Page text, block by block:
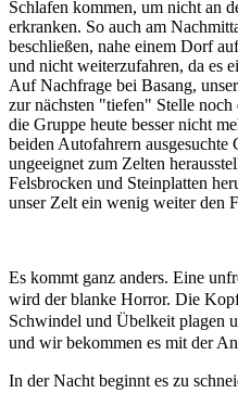
Schlafen kommen, um nicht an
erkranken. So auch am
beschließen, nahe einem Dorf
und nicht weiterzufahren, da es
Auf Nachfrage bei Basang,
zur nächsten "tiefen" Stelle
die Gruppe heute besser nicht
beiden Autofahrern ausgesuchte
ungeeignet zum Zelten
Felsbrocken und Steinplatten
unser Zelt ein wenig weiter den
Es kommt ganz anders. Eine
wird der blanke Horror. Die
Schwindel und Übelkeit plagen
und wir bekommen es mit der
In der Nacht beginnt es zu